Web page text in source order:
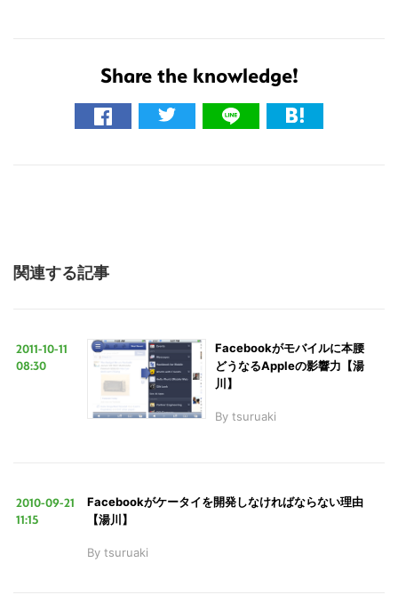
Share the knowledge!
関連する記事
2011-10-11
08:30
Facebookがモバイルに本腰
どうなるAppleの影響力【湯
川】
By tsuruaki
2010-09-21
11:15
Facebookがケータイを開発しなければならない理由
【湯川】
By tsuruaki